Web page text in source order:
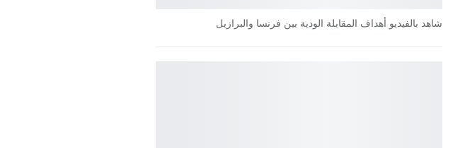
شاهد بالفيديو أهداف المقابلة الودية بين فرنسا والبرازيل